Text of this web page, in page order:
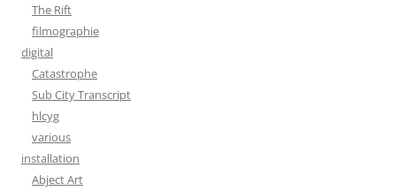
The Rift
filmographie
digital
Catastrophe
Sub City Transcript
hlcyg
various
installation
Abject Art